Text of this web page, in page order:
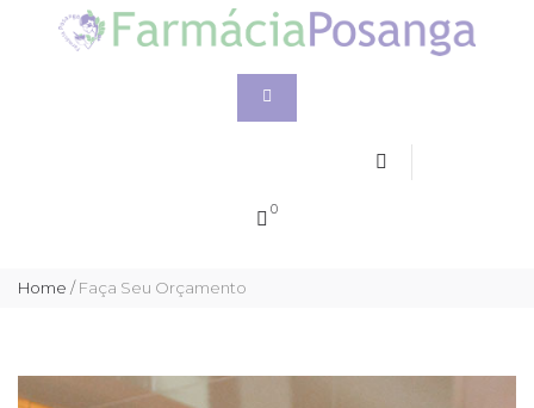
0
Home /Faça Seu Orçamento